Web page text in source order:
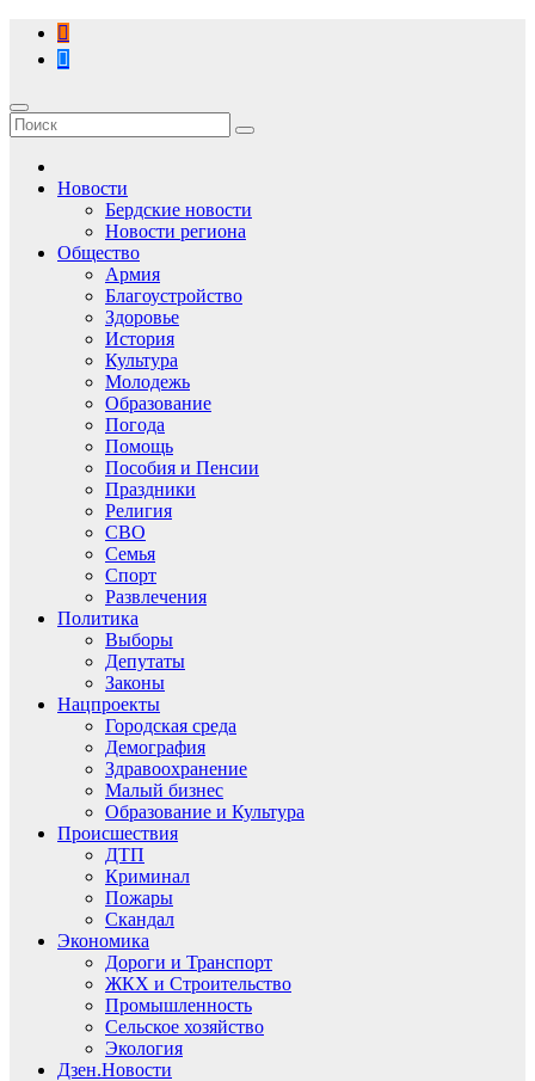
Перейти
содержимому
Новости
Бердские новости
Новости региона
Общество
Армия
Благоустройство
Здоровье
История
Культура
Молодежь
Образование
Погода
Помощь
Пособия и Пенсии
Праздники
Религия
СВО
Семья
Спорт
Развлечения
Политика
Выборы
Депутаты
Законы
Нацпроекты
Городская среда
Демография
Здравоохранение
Малый бизнес
Образование и Культура
Происшествия
ДТП
Криминал
Пожары
Скандал
Экономика
Дороги и Транспорт
ЖКХ и Строительство
Промышленность
Сельское хозяйство
Экология
Дзен.Новости